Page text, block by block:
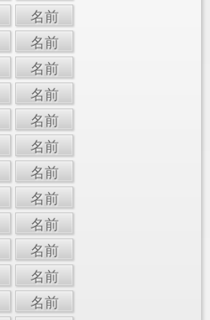
名前
名前
名前
名前
名前
名前
名前
名前
名前
名前
名前
名前